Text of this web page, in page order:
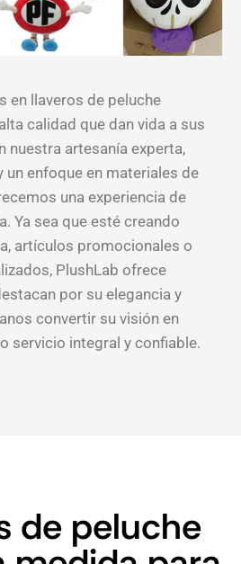
en llaveros de peluche
calidad que dan vida a sus
nuestra artesanía experta,
un enfoque en materiales de
una experiencia de
Ya sea que esté creando
artículos promocionales o
PlushLab ofrece
por su elegancia y
convertir su visión en
servicio integral y confiable.
de peluche